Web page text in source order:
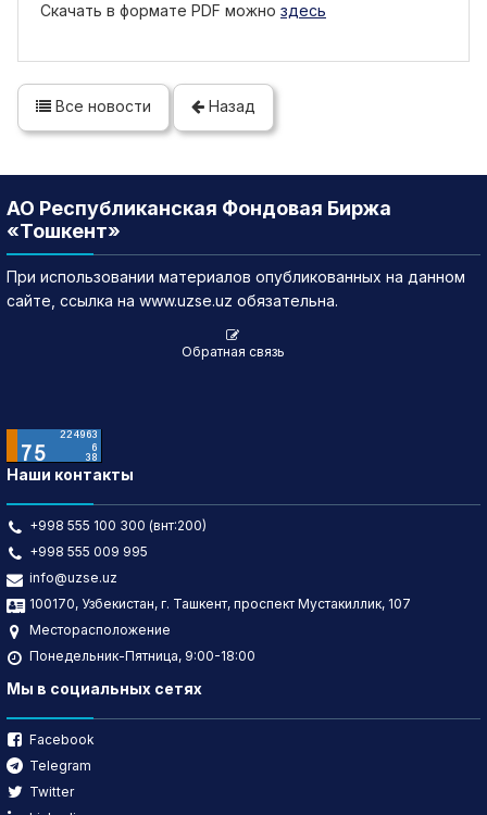
Скачать в формате PDF можно здесь
Все новости Назад
АО Республиканская Фондовая Биржа
«Тошкент»
При использовании материалов опубликованных на данном
сайте, ссылка на www.uzse.uz обязательна.
Обратная связь
Наши контакты
+998 555 100 300 (внт:200)
+998 555 009 995
info@uzse.uz
100170, Узбекистан, г. Ташкент, проспект Мустакиллик, 107
Месторасположение
Понедельник-Пятница, 9:00-18:00
Мы в социальных сетях
Facebook
Telegram
Twitter